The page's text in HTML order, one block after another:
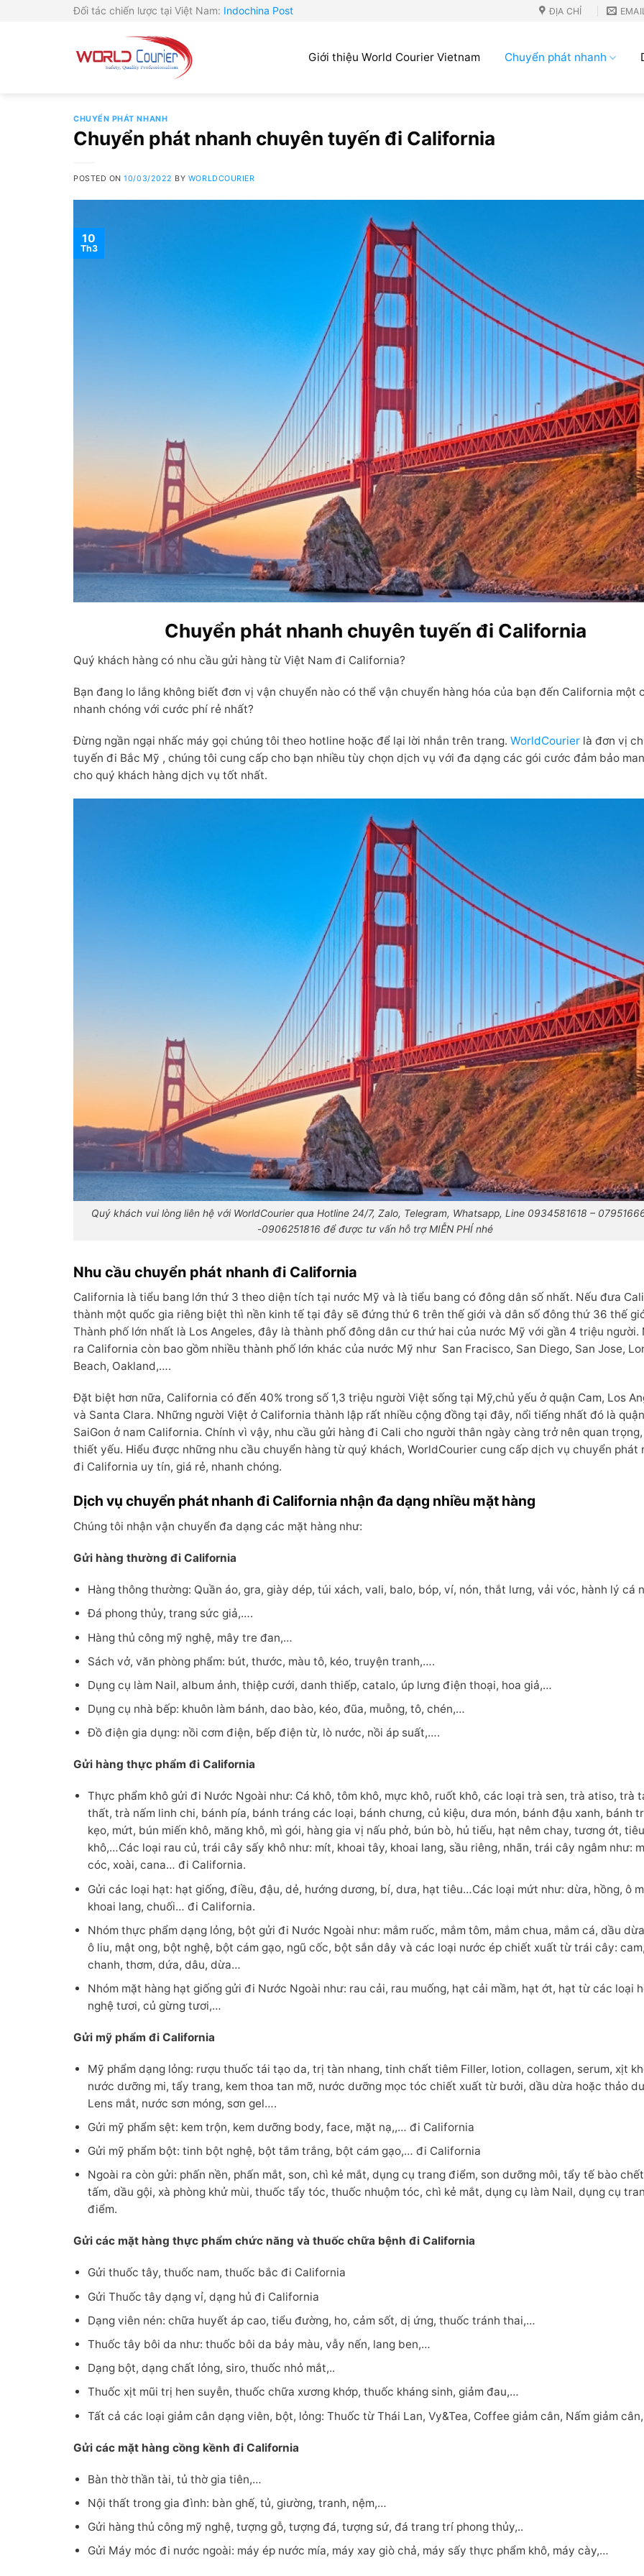
Đối tác chiến lược tại Việt Nam: Indochina Post ĐỊA CHỈ EMAIL
Giới thiệu World Courier Vietnam Chuyển phát nhanh
CHUYỂN PHÁT NHANH
Chuyển phát nhanh chuyên tuyến đi California
POSTED ON10/03/2022 BY WORLDCOURIER
10
Th3
Chuyển phát nhanh chuyên tuyến đi California
Quý khách hàng có nhu cầu gửi hàng từ Việt Nam đi California?
Bạn đang lo lắng không biết đơn vị vận chuyển nào có thể vận chuyển hàng hóa của bạn đến California một
nhanh chóng với cước phí rẻ nhất?
Đừng ngần ngại nhấc máy gọi chúng tôi theo hotline hoặc để lại lời nhắn trên trang. WorldCourier là đơn vị
tuyến đi Bắc Mỹ , chúng tôi cung cấp cho bạn nhiều tùy chọn dịch vụ với đa dạng các gói cước đảm bảo
cho quý khách hàng dịch vụ tốt nhất.
Quý khách vui lòng liên hệ với WorldCourier qua Hotline 24/7, Zalo, Telegram, Whatsapp, Line 0934581618 –
-0906251816 để được tư vấn hỗ trợ MIỄN PHÍ nhé
Nhu cầu chuyển phát nhanh đi California
California là tiểu bang lớn thứ 3 theo diện tích tại nước Mỹ và là tiểu bang có đông dân số nhất. Nếu đưa
thành một quốc gia riêng biệt thì nền kinh tế tại đây sẽ đứng thứ 6 trên thế giới và dân số đông thứ 36 thế
Thành phố lớn nhất là Los Angeles, đây là thành phố đông dân cư thứ hai của nước Mỹ với gần 4 triệu người.
ra California còn bao gồm nhiều thành phố lớn khác của nước Mỹ như San Fracisco, San Diego, San Jose,
Beach, Oakland,….
Đặt biệt hơn nữa, California có đến 40% trong số 1,3 triệu người Việt sống tại Mỹ,chủ yếu ở quận Cam, Los
và Santa Clara. Những người Việt ở California thành lập rất nhiều cộng đồng tại đây, nổi tiếng nhất đó là
SaiGon ở nam California. Chính vì vậy, nhu cầu gửi hàng đi Cali cho người thân ngày càng trở nên quan
thiết yếu. Hiểu được những nhu cầu chuyển hàng từ quý khách, WorldCourier cung cấp dịch vụ chuyển phát
đi California uy tín, giá rẻ, nhanh chóng.
Dịch vụ chuyển phát nhanh đi California nhận đa dạng nhiều mặt hàng
Chúng tôi nhận vận chuyển đa dạng các mặt hàng như:
Gửi hàng thường đi California
Hàng thông thường: Quần áo, gra, giày dép, túi xách, vali, balo, bóp, ví, nón, thắt lưng, vải vóc, hành lý cá
Đá phong thủy, trang sức giả,….
Hàng thủ công mỹ nghệ, mây tre đan,…
Sách vở, văn phòng phẩm: bút, thước, màu tô, kéo, truyện tranh,….
Dụng cụ làm Nail, album ảnh, thiệp cưới, danh thiếp, catalo, úp lưng điện thoại, hoa giả,…
Dụng cụ nhà bếp: khuôn làm bánh, dao bào, kéo, đũa, muỗng, tô, chén,…
Đồ điện gia dụng: nồi cơm điện, bếp điện từ, lò nước, nồi áp suất,….
Gửi hàng thực phẩm đi California
Thực phẩm khô gửi đi Nước Ngoài như: Cá khô, tôm khô, mực khô, ruốt khô, các loại trà sen, trà atiso, trà
thất, trà nấm linh chi, bánh pía, bánh tráng các loại, bánh chưng, củ kiệu, dưa món, bánh đậu xanh, bánh
kẹo, mứt, bún miến khô, măng khô, mì gói, hàng gia vị nấu phở, bún bò, hủ tiếu, hạt nêm chay, tương ớt,
khô,…Các loại rau củ, trái cây sấy khô như: mít, khoai tây, khoai lang, sầu riêng, nhãn, trái cây ngâm như:
cóc, xoài, cana… đi California.
Gửi các loại hạt: hạt giống, điều, đậu, dẻ, hướng dương, bí, dưa, hạt tiêu…Các loại mứt như: dừa, hồng, ô
khoai lang, chuối… đi California.
Nhóm thực phẩm dạng lỏng, bột gửi đi Nước Ngoài như: mắm ruốc, mắm tôm, mắm chua, mắm cá, dầu
ô liu, mật ong, bột nghệ, bột cám gạo, ngũ cốc, bột sắn dây và các loại nước ép chiết xuất từ trái cây: cam,
chanh, thơm, dứa, dâu, dừa…
Nhóm mặt hàng hạt giống gửi đi Nước Ngoài như: rau cải, rau muống, hạt cải mầm, hạt ớt, hạt từ các loại
nghệ tươi, củ gừng tươi,…
Gửi mỹ phẩm đi California
Mỹ phẩm dạng lỏng: rượu thuốc tái tạo da, trị tàn nhang, tinh chất tiêm Filler, lotion, collagen, serum, xịt
nước dưỡng mi, tẩy trang, kem thoa tan mỡ, nước dưỡng mọc tóc chiết xuất từ bưởi, dầu dừa hoặc thảo
Lens mắt, nước sơn móng, sơn gel….
Gửi mỹ phẩm sệt: kem trộn, kem dưỡng body, face, mặt nạ,,… đi California
Gửi mỹ phẩm bột: tinh bột nghệ, bột tắm trắng, bột cám gạo,… đi California
Ngoài ra còn gửi: phấn nền, phấn mắt, son, chì kẻ mắt, dụng cụ trang điểm, son dưỡng môi, tẩy tế bào
tấm, dầu gội, xà phòng khử mùi, thuốc tẩy tóc, thuốc nhuộm tóc, chì kẻ mắt, dụng cụ làm Nail, dụng cụ
điểm.
Gửi các mặt hàng thực phẩm chức năng và thuốc chữa bệnh đi California
Gửi thuốc tây, thuốc nam, thuốc bắc đi California
Gửi Thuốc tây dạng vỉ, dạng hủ đi California
Dạng viên nén: chữa huyết áp cao, tiểu đường, ho, cảm sốt, dị ứng, thuốc tránh thai,…
Thuốc tây bôi da như: thuốc bôi da bảy màu, vẫy nến, lang ben,…
Dạng bột, dạng chất lỏng, siro, thuốc nhỏ mắt,..
Thuốc xịt mũi trị hen suyễn, thuốc chữa xương khớp, thuốc kháng sinh, giảm đau,…
Tất cả các loại giảm cân dạng viên, bột, lỏng: Thuốc từ Thái Lan, Vy&Tea, Coffee giảm cân, Nấm giảm
Gửi các mặt hàng cồng kềnh đi California
Bàn thờ thần tài, tủ thờ gia tiên,…
Nội thất trong gia đình: bàn ghế, tủ, giường, tranh, nệm,…
Gửi hàng thủ công mỹ nghệ, tượng gỗ, tượng đá, tượng sứ, đá trang trí phong thủy,..
Gửi Máy móc đi nước ngoài: máy ép nước mía, máy xay giò chả, máy sấy thực phẩm khô, máy cày,…